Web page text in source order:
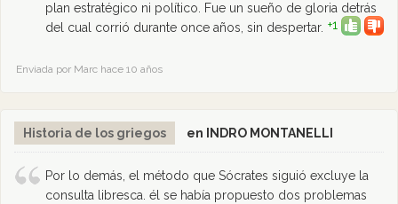
plan estratégico ni político. Fue un sueño de gloria detrás
del cual corrió durante once años, sin despertar. +1
Enviada por Marc hace 10 años
Historia de los griegos en INDRO MONTANELLI
Por lo demás, el método que Sócrates siguió excluye la
consulta libresca. él se había propuesto dos problemas